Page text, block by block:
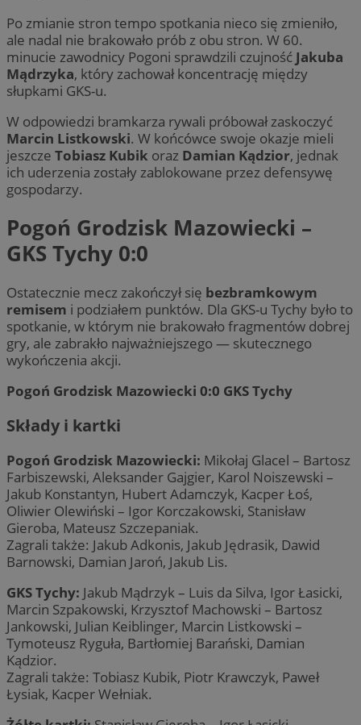
Po zmianie stron tempo spotkania nieco się zmieniło,
ale nadal nie brakowało prób z obu stron. W 60.
minucie zawodnicy Pogoni sprawdzili czujność Jakuba
Mądrzyka, który zachował koncentrację między
słupkami GKS-u.
W odpowiedzi bramkarza rywali próbował zaskoczyć
Marcin Listkowski. W końcówce swoje okazje mieli
jeszcze Tobiasz Kubik oraz Damian Kądzior, jednak
ich uderzenia zostały zablokowane przez defensywę
gospodarzy.
Pogoń Grodzisk Mazowiecki –
GKS Tychy 0:0
Ostatecznie mecz zakończył się bezbramkowym
remisem i podziałem punktów. Dla GKS-u Tychy było to
spotkanie, w którym nie brakowało fragmentów dobrej
gry, ale zabrakło najważniejszego — skutecznego
wykończenia akcji.
Pogoń Grodzisk Mazowiecki 0:0 GKS Tychy
Składy i kartki
Pogoń Grodzisk Mazowiecki: Mikołaj Glacel – Bartosz
Farbiszewski, Aleksander Gajgier, Karol Noiszewski –
Jakub Konstantyn, Hubert Adamczyk, Kacper Łoś,
Oliwier Olewiński – Igor Korczakowski, Stanisław
Gieroba, Mateusz Szczepaniak.
Zagrali także: Jakub Adkonis, Jakub Jędrasik, Dawid
Barnowski, Damian Jaroń, Jakub Lis.
GKS Tychy: Jakub Mądrzyk – Luis da Silva, Igor Łasicki,
Marcin Szpakowski, Krzysztof Machowski – Bartosz
Jankowski, Julian Keiblinger, Marcin Listkowski –
Tymoteusz Ryguła, Bartłomiej Barański, Damian
Kądzior.
Zagrali także: Tobiasz Kubik, Piotr Krawczyk, Paweł
Łysiak, Kacper Wełniak.